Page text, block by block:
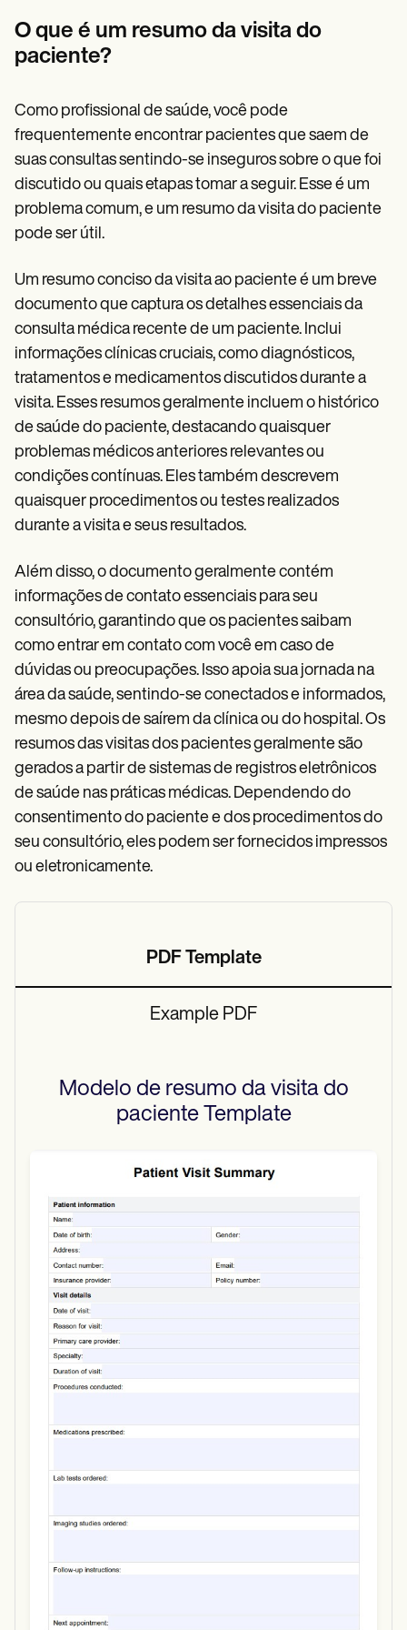
Help Center
Demos
Training Hub
Become a Partner
Pricing
Why Carepatron?
Login
Get started
O que é um resumo da visita do
paciente?
Como profissional de saúde, você pode
frequentemente encontrar pacientes que saem de
suas consultas sentindo-se inseguros sobre o que foi
discutido ou quais etapas tomar a seguir. Esse é um
problema comum, e um resumo da visita do paciente
pode ser útil.
Um resumo conciso da visita ao paciente é um breve
documento que captura os detalhes essenciais da
consulta médica recente de um paciente. Inclui
informações clínicas cruciais, como diagnósticos,
tratamentos e medicamentos discutidos durante a
visita. Esses resumos geralmente incluem o histórico
de saúde do paciente, destacando quaisquer
problemas médicos anteriores relevantes ou
condições contínuas. Eles também descrevem
quaisquer procedimentos ou testes realizados
durante a visita e seus resultados.
Além disso, o documento geralmente contém
informações de contato essenciais para seu
consultório, garantindo que os pacientes saibam
como entrar em contato com você em caso de
dúvidas ou preocupações. Isso apoia sua jornada na
área da saúde, sentindo-se conectados e informados,
mesmo depois de saírem da clínica ou do hospital. Os
resumos das visitas dos pacientes geralmente são
gerados a partir de sistemas de registros eletrônicos
de saúde nas práticas médicas. Dependendo do
consentimento do paciente e dos procedimentos do
seu consultório, eles podem ser fornecidos impressos
ou eletronicamente.
PDF Template
Example PDF
Modelo de resumo da visita do
pacienteTemplate